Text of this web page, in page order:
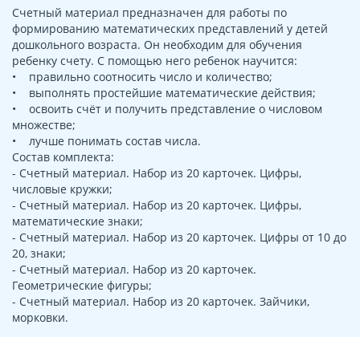
Счетный материал предназначен для работы по
формированию математических представлений у детей
дошкольного возраста. Он необходим для обучения
ребенку счету. С помощью него ребенок научится:
• правильно соотносить число и количество;
• выполнять простейшие математические действия;
• освоить счёт и получить представление о числовом
множестве;
• лучше понимать состав числа.
Состав комплекта:
- Счетный материал. Набор из 20 карточек. Цифры,
числовые кружки;
- Счетный материал. Набор из 20 карточек. Цифры,
математические знаки;
- Счетный материал. Набор из 20 карточек. Цифры от 10 до
20, знаки;
- Счетный материал. Набор из 20 карточек.
Геометрические фигуры;
- Счетный материал. Набор из 20 карточек. Зайчики,
морковки.